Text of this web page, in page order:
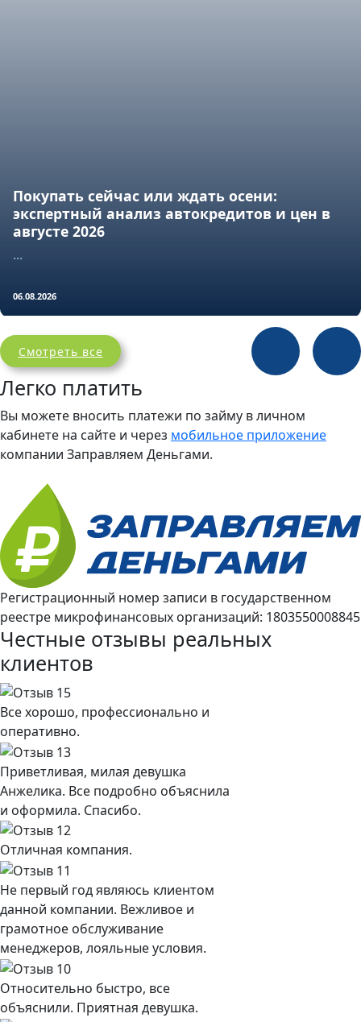
Покупать сейчас или ждать осени:
экспертный анализ автокредитов и цен в
августе 2026
...
06.08.2026
Смотреть все
Легко платить
Вы можете вносить платежи по займу в личном
кабинете на сайте и через мобильное приложение
компании Заправляем Деньгами.
Регистрационный номер записи в государственном
реестре микрофинансовых организаций: 1803550008845
Честные отзывы реальных
клиентов
Все хорошо, профессионально и
оперативно.
Приветливая, милая девушка
Анжелика. Все подробно объяснила
и оформила. Спасибо.
Отличная компания.
Не первый год являюсь клиентом
данной компании. Вежливое и
грамотное обслуживание
менеджеров, лояльные условия.
Относительно быстро, все
объяснили. Приятная девушка.